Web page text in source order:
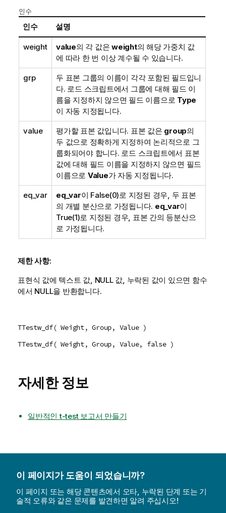
인수
인수 설명
weight value의 각 값은 weight의 해당 가중치 값
에 따라 한 번 이상 계수될 수 있습니다.
grp
두 표본 그룹의 이름이 각각 포함된 필드입니
다. 로드 스크립트에서 그룹에 대해 필드 이
름을 지정하지 않으면 필드 이름으로 Type
이 자동 지정됩니다.
value 평가할 표본 값입니다. 표본 값은 group의
두 값으로 정확하게 지정하여 논리적으로 그
룹화되어야 합니다. 로드 스크립트에서 표본
값에 대해 필드 이름을 지정하지 않으면 필드
이름으로 Value가 자동 지정됩니다.
eq_var eq_var이 False(0)로 지정된 경우, 두 표본
의 개별 분산으로 가정됩니다. eq_var이
True(1)로 지정된 경우, 표본 간의 등분산으
로 가정됩니다.
제한 사항:
표현식 값에 텍스트 값, NULL값, 누락된 값이 있으면 함수
에서 NULL을 반환합니다.
TTestw_df( Weight, Group, Value )
TTestw_df( Weight, Group, Value, false )
자세한 정보
일반적인 t-test 보고서 만들기
이 페이지가 도움이 되었습니까?
이 페이지 또는 해당 콘텐츠에서 오타, 누락된 단계 또는 기
술적 오류와 같은 문제를 발견하면 알려 주십시오!